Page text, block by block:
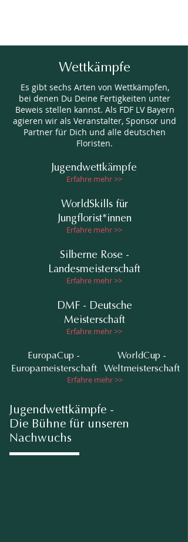
Wettkämpfe
Es gibt sechs Arten von Wettkämpfen,
bei denen Du Deine Fertigkeiten unter
Beweis stellen kannst. Als FDF LV Bayern
agieren wir als Veranstalter, Sponsor und
Partner für Dich und alle deutschen
Floristen.
Jugendwettkämpfe
Erfahre mehr >>
WorldSkills für
Jungflorist*innen
Erfahre mehr >>
Silberne Rose -
Landesmeisterschaft
Erfahre mehr >>
DMF - Deutsche
Meisterschaft
Erfahre mehr >>
EuropaCup -
Europameisterschaft
WorldCup -
Weltmeisterschaft
Erfahre mehr >>
Jugendwettkämpfe -
Die Bühne für unseren
Nachwuchs
Siegerin Anna Gramsch
Czeiler-